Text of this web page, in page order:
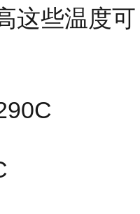
这些温度可